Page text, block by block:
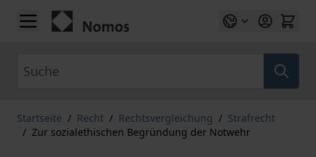
Zum Inhalt springen
Startseite / Recht / Rechtsvergleichung / Strafrecht
/ Zur sozialethischen Begründung der Notwehr